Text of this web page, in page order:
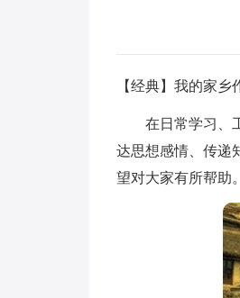
【经典】我的家乡
在日常学习、工
达思想感情、传递
望对大家有所帮助。